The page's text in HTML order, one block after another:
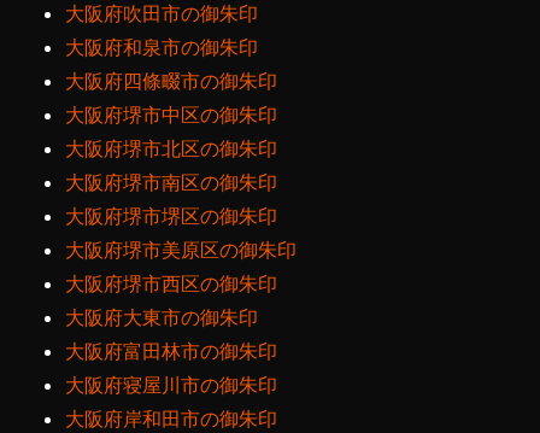
大阪府吹田市の御朱印
大阪府和泉市の御朱印
大阪府四條畷市の御朱印
大阪府堺市中区の御朱印
大阪府堺市北区の御朱印
大阪府堺市南区の御朱印
大阪府堺市堺区の御朱印
大阪府堺市美原区の御朱印
大阪府堺市西区の御朱印
大阪府大東市の御朱印
大阪府富田林市の御朱印
大阪府寝屋川市の御朱印
大阪府岸和田市の御朱印